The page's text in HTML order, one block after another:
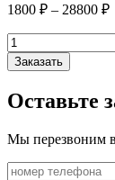
1800 ₽ – 28800 ₽
Количество
товара
31
Заказать
Оставьте
Мы перезвоним